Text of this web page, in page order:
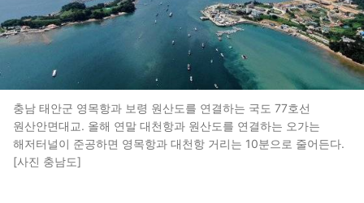
충남 태안군 영목항과 보령 원산도를 연결하는 국도 77호선
원산안면대교. 올해 연말 대천항과 원산도를 연결하는 오가는
해저터널이 준공하면 영목항과 대천항 거리는 10분으로 줄어든다.
[사진 충남도]